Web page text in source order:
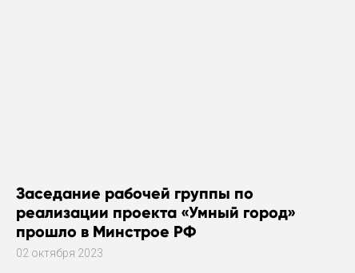
Заседание рабочей группы по
реализации проекта «Умный город»
прошло в Минстрое РФ
02 октября 2023